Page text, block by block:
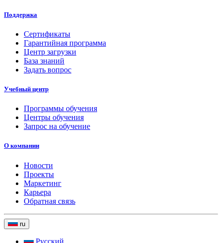
Поддержка
Сертификаты
Гарантийная программа
Центр загрузки
База знаний
Задать вопрос
Учебный центр
Программы обучения
Центры обучения
Запрос на обучение
О компании
Новости
Проекты
Маркетинг
Карьера
Обратная связь
ru
Русский